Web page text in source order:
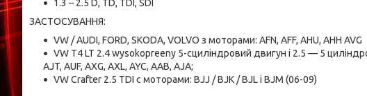
1.3 – 2.5 D, TD, TDI, SDI
ЗАСТОСУВАННЯ:
VW / AUDI, FORD, SKODA, VOLVO з моторами: AFN, AFF, AHU, AHH AVG
VW T4 LT 2.4 wysokopreeny 5-cциліндровий двигун i 2.5 — 5
AJT, AUF, AXG, AXL, AYC, AAB, AJA;
VW Crafter 2.5 TDI с моторами: BJJ / BJK / BJL i BJM (06-09)